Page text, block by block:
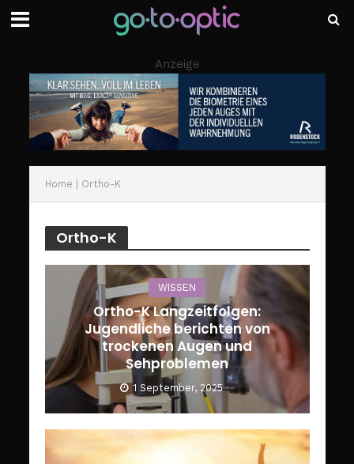
Anzeige
Home | Ortho-K
Ortho-K
WISSEN
Ortho-K Langzeitfolgen:
Jugendliche berichten von
trockenen Augen und
Sehproblemen
1 September, 2025